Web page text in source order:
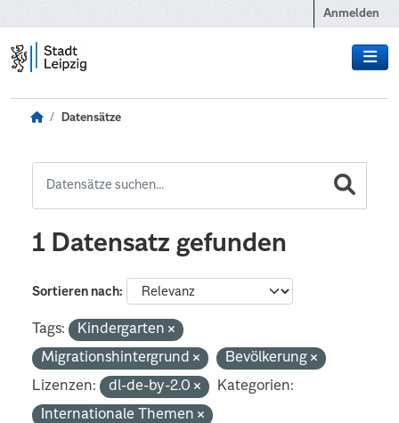
Anmelden
Datensätze
1 Datensatz gefunden
Sortieren nach
Tags:
Kindergarten
Migrationshintergrund
Bevölkerung
Lizenzen:
dl-de-by-2.0
Kategorien:
Internationale Themen